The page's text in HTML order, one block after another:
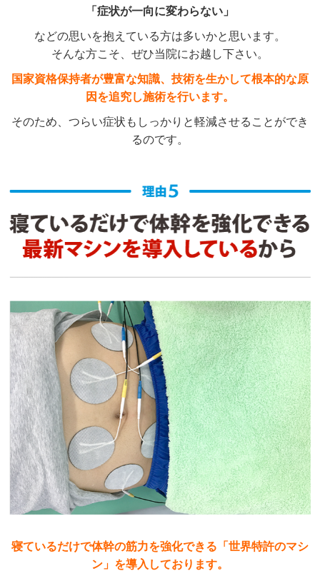
「症状が一向に変わらない」
などの思いを抱えている方は多いかと思います。
そんな方こそ、ぜひ当院にお越し下さい。
国家資格保持者が豊富な知識、技術を生かして根本的な原
因を追究し施術を行います。
そのため、つらい症状もしっかりと軽減させることができ
るのです。
寝ているだけで体幹の筋力を強化できる 「世界特許のマシ
ン」を導入しております。